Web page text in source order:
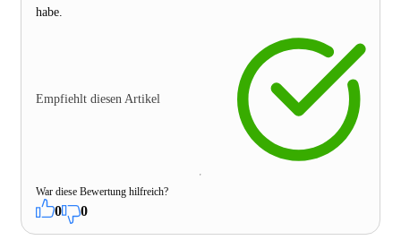
habe.
Empfiehlt diesen Artikel
War diese Bewertung hilfreich?
0 0